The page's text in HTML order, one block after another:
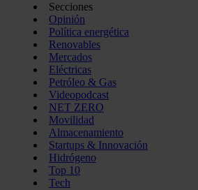
Secciones
Opinión
Política energética
Renovables
Mercados
Eléctricas
Petróleo & Gas
Videopodcast
NET ZERO
Movilidad
Almacenamiento
Startups & Innovación
Hidrógeno
Top 10
Tech